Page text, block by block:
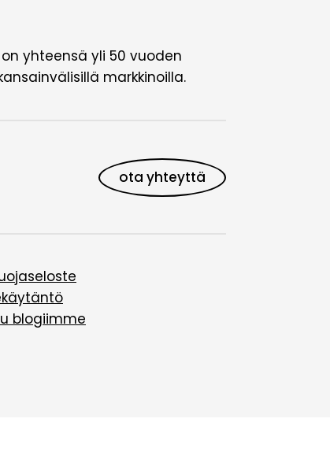
yhteensä yli 50 vuoden
markkinoilla.
ota yhteyttä
blogiimme